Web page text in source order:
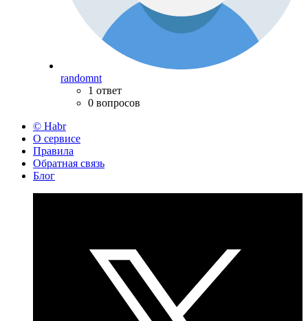
randomnt
1 ответ
0 вопросов
© Habr
О сервисе
Правила
Обратная связь
Блог